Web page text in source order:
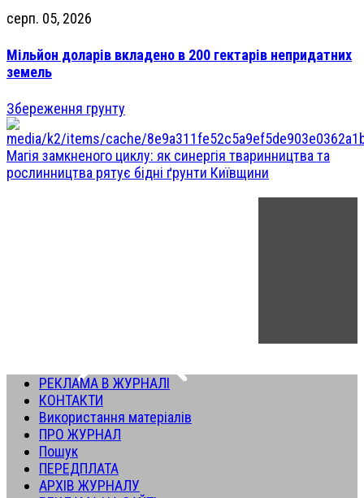
серп. 05, 2026
Мільйон доларів вкладено в 200 гектарів непридатних
земель
Збереження грунту
Магія замкненого циклу: як синергія тваринництва та
рослинництва рятує бідні ґрунти Київщини
РЕКЛАМА В ЖУРНАЛІ
КОНТАКТИ
Використання матеріалів
ПРО ЖУРНАЛ
Пошук
ПЕРЕДПЛАТА
АРХІВ ЖУРНАЛУ